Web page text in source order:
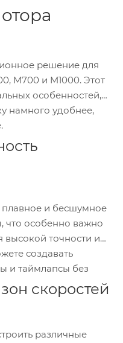
решение для
M700 и M1000. Этот
особенностей,
намного удобнее,
плавное и бесшумное
особенно важно
высокой точности и
создавать
и таймлапсы без
скоростей
различные